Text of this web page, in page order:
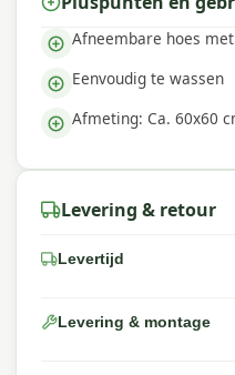
Afneembare hoes
Eenvoudig te wassen
Afmeting: Ca. 60x60
Levering & retour
Levertijd
Levering & montage